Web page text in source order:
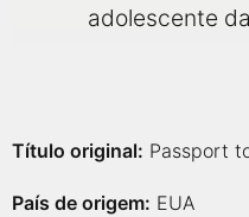
adolescente
Título original: Passport
País de origem: EUA